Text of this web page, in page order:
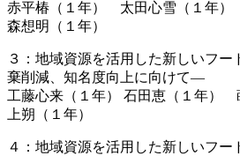
赤平椿（１年） 太田心雪（１年
森想明（１年）
３：地域資源を活用した新しいフ
棄削減、知名度向上に向けて―
工藤心来（１年） 石田恵（１年
上朔（１年）
４：地域資源を活用した新しいフ